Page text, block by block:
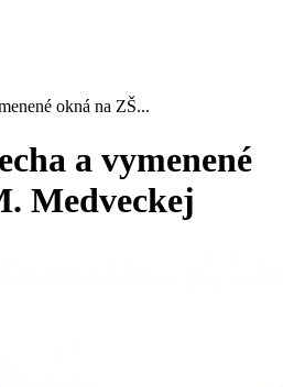
okná na ZŠ...
a vymenené
Medveckej